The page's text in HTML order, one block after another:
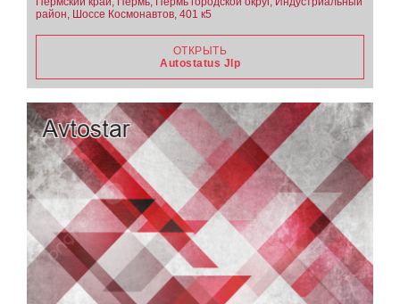
район, Шоссе Космонавтов, 401 к5
ОТКРЫТЬ
Autostatus Jlp